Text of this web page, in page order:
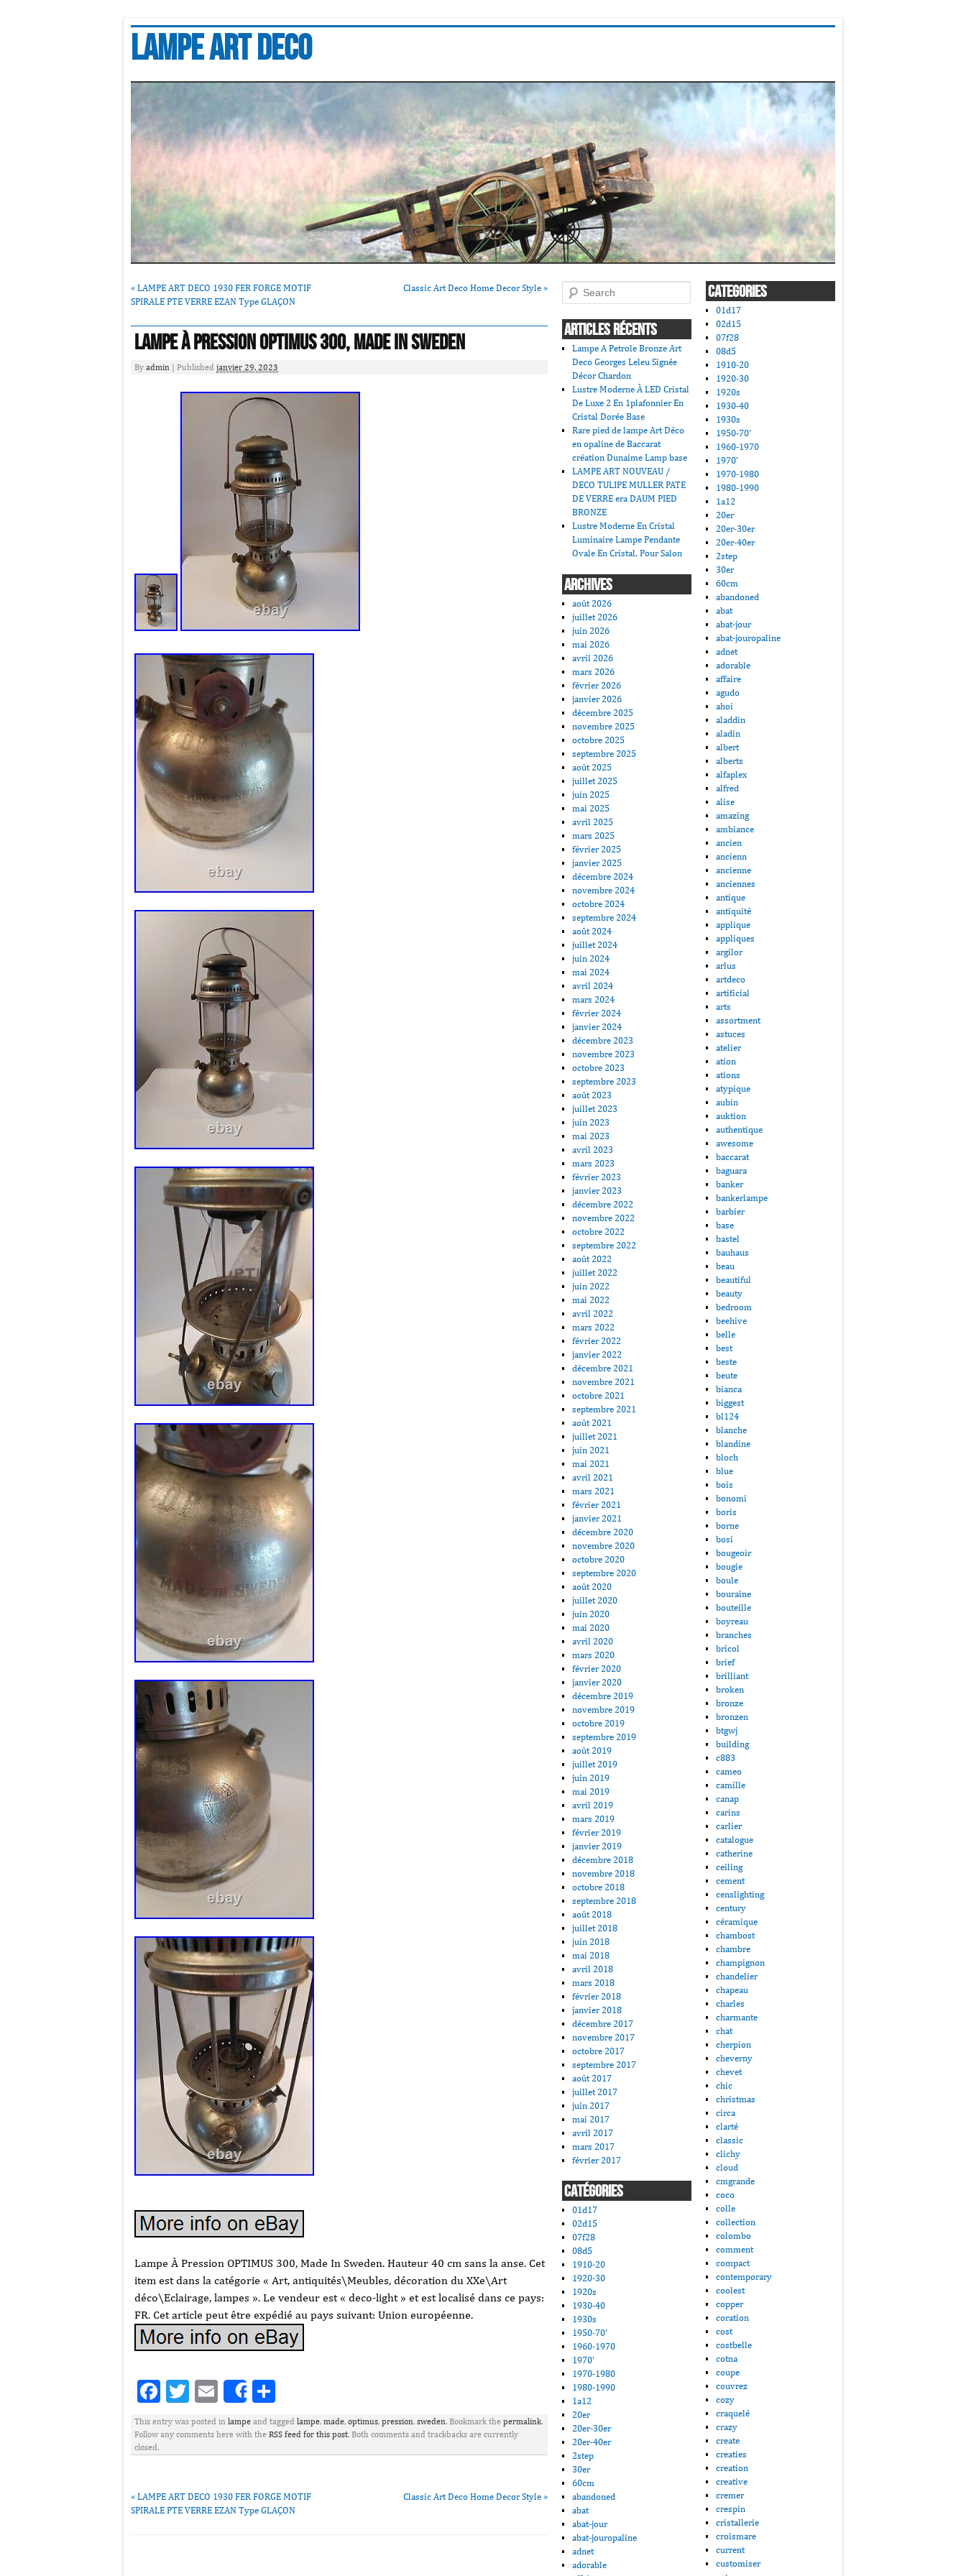
Lampe art deco
« LAMPE ART DECO 1930 FER FORGE MOTIF
SPIRALE PTE VERRE EZAN Type GLAÇON
Classic Art Deco Home Decor Style »
Lampe À Pression OPTIMUS 300, Made In Sweden
By admin Published janvier 29, 2023
Lampe À Pression OPTIMUS 300, Made In Sweden. Hauteur 40 cm sans la anse. Cet
item est dans la catégorie « Art, antiquités\Meubles, décoration du XXe\Art
déco\Eclairage, lampes ». Le vendeur est « deco-light » et est localisé dans ce pays:
FR. Cet article peut être expédié au pays suivant: Union européenne.
Facebook
Twitter
EmailShare
This entry was posted in lampe and tagged lampe, made, optimus, pression, sweden. Bookmark the permalink.
Follow any comments here with the RSS feed for this post. Both comments and trackbacks are currently
closed.
« LAMPE ART DECO 1930 FER FORGE MOTIF
SPIRALE PTE VERRE EZAN Type GLAÇON
Classic Art Deco Home Decor Style »
Search
ARTICLES RÉCENTS
Lampe A Petrole Bronze Art
Deco Georges Leleu Signée
Décor Chardon
Lustre Moderne À LED Cristal
De Luxe 2 En 1plafonnier En
Cristal Dorée Base
Rare pied de lampe Art Déco
en opaline de Baccarat
création Dunaime Lamp base
LAMPE ART NOUVEAU /
DECO TULIPE MULLER PATE
DE VERRE era DAUM PIED
BRONZE
Lustre Moderne En Cristal
Luminaire Lampe Pendante
Ovale En Cristal, Pour Salon
ARCHIVES
août 2026
juillet 2026
juin 2026
mai 2026
avril 2026
mars 2026
février 2026
janvier 2026
décembre 2025
novembre 2025
octobre 2025
septembre 2025
août 2025
juillet 2025
juin 2025
mai 2025
avril 2025
mars 2025
février 2025
janvier 2025
décembre 2024
novembre 2024
octobre 2024
septembre 2024
août 2024
juillet 2024
juin 2024
mai 2024
avril 2024
mars 2024
février 2024
janvier 2024
décembre 2023
novembre 2023
octobre 2023
septembre 2023
août 2023
juillet 2023
juin 2023
mai 2023
avril 2023
mars 2023
février 2023
janvier 2023
décembre 2022
novembre 2022
octobre 2022
septembre 2022
août 2022
juillet 2022
juin 2022
mai 2022
avril 2022
mars 2022
février 2022
janvier 2022
décembre 2021
novembre 2021
octobre 2021
septembre 2021
août 2021
juillet 2021
juin 2021
mai 2021
avril 2021
mars 2021
février 2021
janvier 2021
décembre 2020
novembre 2020
octobre 2020
septembre 2020
août 2020
juillet 2020
juin 2020
mai 2020
avril 2020
mars 2020
février 2020
janvier 2020
décembre 2019
novembre 2019
octobre 2019
septembre 2019
août 2019
juillet 2019
juin 2019
mai 2019
avril 2019
mars 2019
février 2019
janvier 2019
décembre 2018
novembre 2018
octobre 2018
septembre 2018
août 2018
juillet 2018
juin 2018
mai 2018
avril 2018
mars 2018
février 2018
janvier 2018
décembre 2017
novembre 2017
octobre 2017
septembre 2017
août 2017
juillet 2017
juin 2017
mai 2017
avril 2017
mars 2017
février 2017
CATÉGORIES
01d17
02d15
07f28
08d5
1910-20
1920-30
1920s
1930-40
1930s
1950-70'
1960-1970
1970'
1970-1980
1980-1990
1a12
20er
20er-30er
20er-40er
2step
30er
60cm
abandoned
abat
abat-jour
abat-jouropaline
adnet
adorable
CATEGORIES
01d17
02d15
07f28
08d5
1910-20
1920-30
1920s
1930-40
1930s
1950-70'
1960-1970
1970'
1970-1980
1980-1990
1a12
20er
20er-30er
20er-40er
2step
30er
60cm
abandoned
abat
abat-jour
abat-jouropaline
adnet
adorable
affaire
agudo
ahoi
aladdin
aladin
albert
alberts
alfaplex
alfred
alise
amazing
ambiance
ancien
ancienn
ancienne
anciennes
antique
antiquité
applique
appliques
argilor
arlus
artdeco
artificial
arts
assortment
astuces
atelier
ation
ations
atypique
aubin
auktion
authentique
awesome
baccarat
baguara
banker
bankerlampe
barbier
base
bastel
bauhaus
beau
beautiful
beauty
bedroom
beehive
belle
best
beste
beute
bianca
biggest
bl124
blanche
blandine
bloch
blue
bois
bonomi
boris
borne
bosi
bougeoir
bougie
boule
bouraine
bouteille
boyreau
branches
bricol
brief
brilliant
broken
bronze
bronzen
btgwj
building
c883
cameo
camille
canap
carins
carlier
catalogue
catherine
ceiling
cement
censlighting
century
céramique
chambost
chambre
champignon
chandelier
chapeau
charles
charmante
chat
cherpion
cheverny
chevet
chic
christmas
circa
clarté
classic
clichy
cloud
cmgrande
coco
colle
collection
colombo
comment
compact
contemporary
coolest
copper
coration
cost
costbelle
cotna
coupe
couvrez
cozy
craquelé
crazy
create
creaties
creation
creative
cremer
crespin
cristallerie
croismare
current
customiser